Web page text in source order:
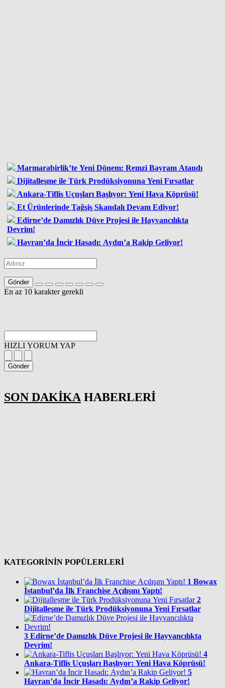
Marmarabirlik’te Yeni Dönem: Remzi Bayram Atandı
Dijitalleşme ile Türk Prodüksiyonuna Yeni Fırsatlar
Ankara-Tiflis Uçuşları Başlıyor: Yeni Hava Köprüsü!
Et Ürünlerinde Tağşiş Skandalı Devam Ediyor!
Edirne’de Damızlık Düve Projesi ile Hayvancılıkta
Devrim!
Havran’da İncir Hasadı: Aydın’a Rakip Geliyor!
Gönder
En az 10 karakter gerekli
HIZLI YORUM YAP
Gönder
SON DAKİKA HABERLERİ
KATEGORİNİN POPÜLERLERİ
1 Bowax
İstanbul’da İlk Franchise Açılışını Yaptı!
2
Dijitalleşme ile Türk Prodüksiyonuna Yeni Fırsatlar
3 Edirne’de Damızlık Düve Projesi ile Hayvancılıkta
Devrim!
4
Ankara-Tiflis Uçuşları Başlıyor: Yeni Hava Köprüsü!
5
Havran’da İncir Hasadı: Aydın’a Rakip Geliyor!